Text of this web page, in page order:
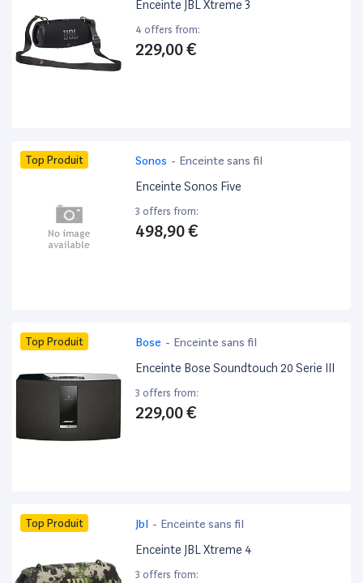
Enceinte JBL Xtreme 3
4 offers from:
229,00 €
Top Produit Sonos - Enceinte sans fil
Enceinte Sonos Five
3 offers from:
498,90 €
Top Produit Bose - Enceinte sans fil
Enceinte Bose Soundtouch 20 Serie III
3 offers from:
229,00 €
Top Produit Jbl - Enceinte sans fil
Enceinte JBL Xtreme 4
3 offers from: